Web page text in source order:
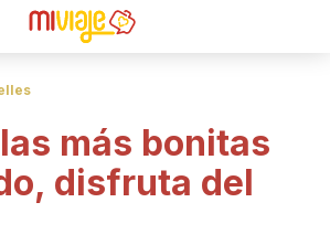
más bonitas
disfruta del